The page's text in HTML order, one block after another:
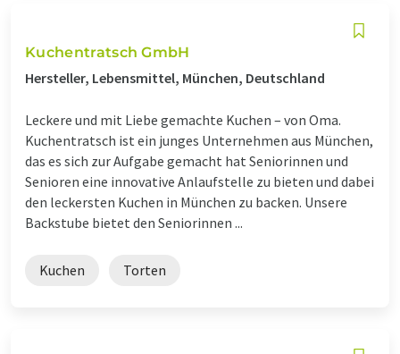
Kuchentratsch GmbH
Hersteller, Lebensmittel, München, Deutschland
Leckere und mit Liebe gemachte Kuchen – von Oma.
Kuchentratsch ist ein junges Unternehmen aus München,
das es sich zur Aufgabe gemacht hat Seniorinnen und
Senioren eine innovative Anlaufstelle zu bieten und dabei
den leckersten Kuchen in München zu backen. Unsere
Backstube bietet den Seniorinnen ...
Kuchen Torten